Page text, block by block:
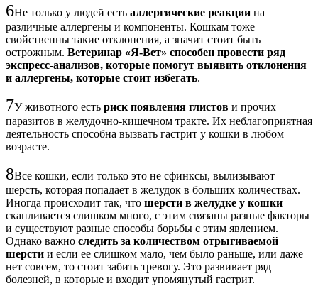
6Не только у людей есть аллергические реакции на
различные аллергены и компоненты. Кошкам тоже
свойственны такие отклонения, а значит стоит быть
острожным. Ветеринар «Я-Вет» способен провести ряд
экспресс-анализов, которые помогут выявить отклонения
и аллергены, которые стоит избегать.
7У животного есть риск появления глистов и прочих
паразитов в желудочно-кишечном тракте. Их неблагоприятная
деятельность способна вызвать гастрит у кошки в любом
возрасте.
8Все кошки, если только это не сфинксы, вылизывают
шерсть, которая попадает в желудок в больших количествах.
Иногда происходит так, что шерсти в желудке у кошки
скапливается слишком много, с этим связаны разные факторы
и существуют разные способы борьбы с этим явлением.
Однако важно следить за количеством отрыгиваемой
шерсти и если ее слишком мало, чем было раньше, или даже
нет совсем, то стоит забить тревогу. Это развивает ряд
болезней, в которые и входит упомянутый гастрит.